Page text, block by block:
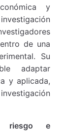
y
de una
Su
adaptar
y aplicada,
riesgo e